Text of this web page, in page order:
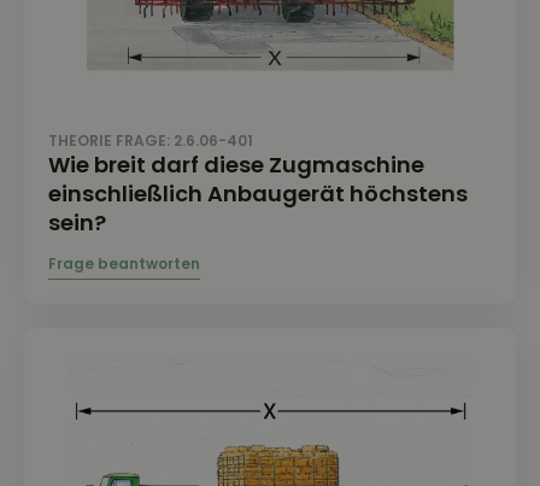
THEORIE FRAGE: 2.6.06-401
Wie breit darf diese Zugmaschine
einschließlich Anbaugerät höchstens
sein?